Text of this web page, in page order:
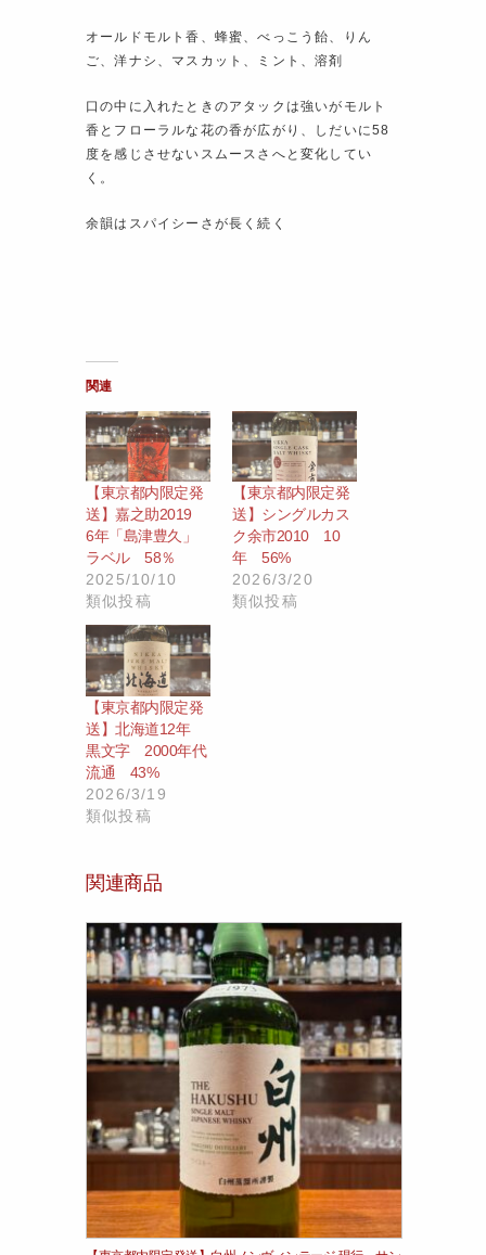
オールドモルト香、蜂蜜、べっこう飴、りん
ご、洋ナシ、マスカット、ミント、溶剤
口の中に入れたときのアタックは強いがモルト
香とフローラルな花の香が広がり、しだいに58
度を感じさせないスムースさへと変化してい
く。
余韻はスパイシーさが長く続く
関連
【東京都内限定発
送】嘉之助2019
6年「島津豊久」
ラベル 58％
2025/10/10
類似投稿
【東京都内限定発
送】シングルカス
ク余市2010 10
年 56%
2026/3/20
類似投稿
【東京都内限定発
送】北海道12年
黒文字 2000年代
流通 43%
2026/3/19
類似投稿
関連商品